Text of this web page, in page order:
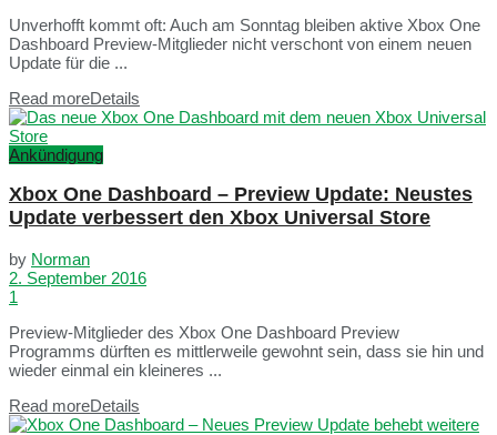
Unverhofft kommt oft: Auch am Sonntag bleiben aktive Xbox One
Dashboard Preview-Mitglieder nicht verschont von einem neuen
Update für die ...
Read moreDetails
Ankündigung
Xbox One Dashboard – Preview Update: Neustes
Update verbessert den Xbox Universal Store
by Norman
2. September 2016
1
Preview-Mitglieder des Xbox One Dashboard Preview
Programms dürften es mittlerweile gewohnt sein, dass sie hin und
wieder einmal ein kleineres ...
Read moreDetails